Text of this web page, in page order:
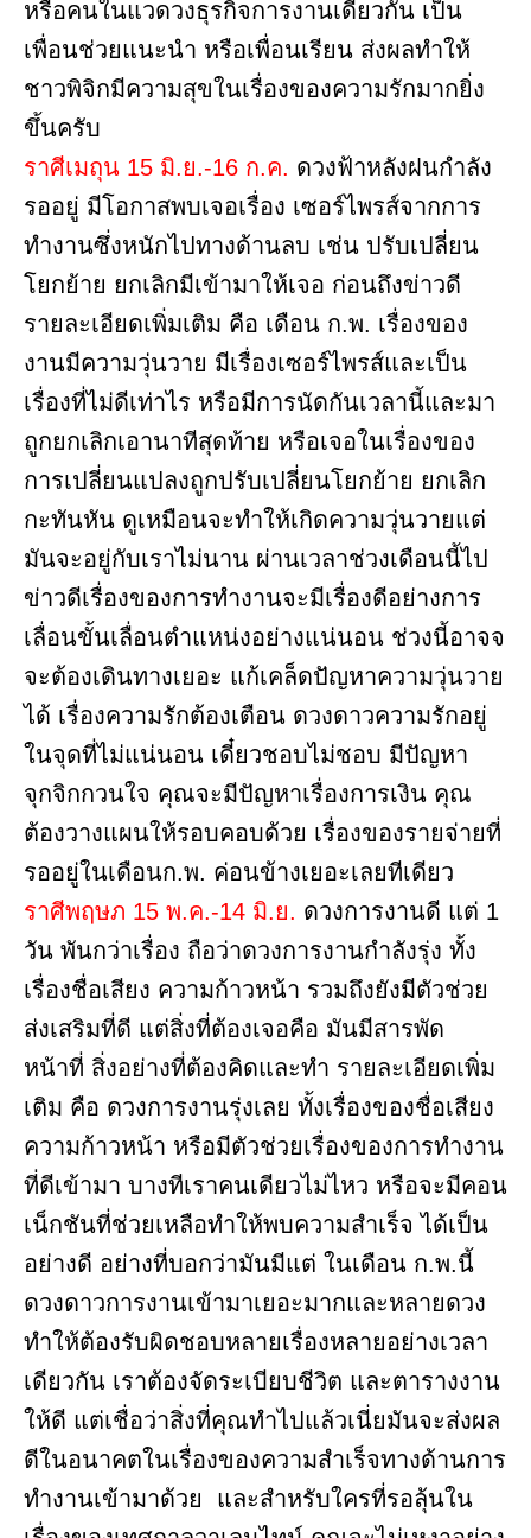
หรือคนในแวดวงธุรกิจการงานเดียวกัน เป็น
เพื่อนช่วยแนะนำ หรือเพื่อนเรียน ส่งผลทำให้
ชาวพิจิกมีความสุขในเรื่องของความรักมากยิ่ง
ขึ้นครับ
ราศีเมถุน 15 มิ.ย.-16 ก.ค. ดวงฟ้าหลังฝนกำลัง
รออยู่ มีโอกาสพบเจอเรื่อง เซอร์ไพรส์จากการ
ทำงานซึ่งหนักไปทางด้านลบ เช่น ปรับเปลี่ยน
โยกย้าย ยกเลิกมีเข้ามาให้เจอ ก่อนถึงข่าวดี
รายละเอียดเพิ่มเติม คือ เดือน ก.พ. เรื่องของ
งานมีความวุ่นวาย มีเรื่องเซอร์ไพรส์และเป็น
เรื่องที่ไม่ดีเท่าไร หรือมีการนัดกันเวลานี้และมา
ถูกยกเลิกเอานาทีสุดท้าย หรือเจอในเรื่องของ
การเปลี่ยนแปลงถูกปรับเปลี่ยนโยกย้าย ยกเลิก
กะทันหัน ดูเหมือนจะทำให้เกิดความวุ่นวายแต่
มันจะอยู่กับเราไม่นาน ผ่านเวลาช่วงเดือนนี้ไป
ข่าวดีเรื่องของการทำงานจะมีเรื่องดีอย่างการ
เลื่อนขั้นเลื่อนตำแหน่งอย่างแน่นอน ช่วงนี้อาจจ
จะต้องเดินทางเยอะ แก้เคล็ดปัญหาความวุ่นวาย
ได้ เรื่องความรักต้องเตือน ดวงดาวความรักอยู่
ในจุดที่ไม่แน่นอน เดี๋ยวชอบไม่ชอบ มีปัญหา
จุกจิกกวนใจ คุณจะมีปัญหาเรื่องการเงิน คุณ
ต้องวางแผนให้รอบคอบด้วย เรื่องของรายจ่ายที่
รออยู่ในเดือนก.พ. ค่อนข้างเยอะเลยทีเดียว
ราศีพฤษภ 15 พ.ค.-14 มิ.ย. ดวงการงานดี แต่ 1
วัน พันกว่าเรื่อง ถือว่าดวงการงานกำลังรุ่ง ทั้ง
เรื่องชื่อเสียง ความก้าวหน้า รวมถึงยังมีตัวช่วย
ส่งเสริมที่ดี แต่สิ่งที่ต้องเจอคือ มันมีสารพัด
หน้าที่ สิ่งอย่างที่ต้องคิดและทำ รายละเอียดเพิ่ม
เติม คือ ดวงการงานรุ่งเลย ทั้งเรื่องของชื่อเสียง
ความก้าวหน้า หรือมีตัวช่วยเรื่องของการทำงาน
ที่ดีเข้ามา บางทีเราคนเดียวไม่ไหว หรือจะมีคอน
เน็กชันที่ช่วยเหลือทำให้พบความสำเร็จ ได้เป็น
อย่างดี อย่างที่บอกว่ามันมีแต่ ในเดือน ก.พ.นี้
ดวงดาวการงานเข้ามาเยอะมากและหลายดวง
ทำให้ต้องรับผิดชอบหลายเรื่องหลายอย่างเวลา
เดียวกัน เราต้องจัดระเบียบชีวิต และตารางงาน
ให้ดี แต่เชื่อว่าสิ่งที่คุณทำไปแล้วเนี่ยมันจะส่งผล
ดีในอนาคตในเรื่องของความสำเร็จทางด้านการ
ทำงานเข้ามาด้วย และสำหรับใครที่รอลุ้นใน